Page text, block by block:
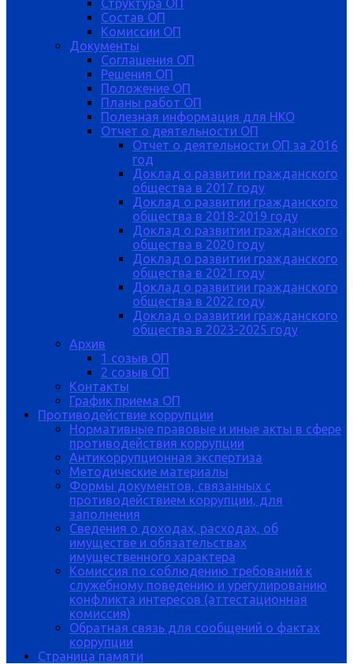
Структура ОП
Состав ОП
Комиссии ОП
Документы
Соглашения ОП
Решения ОП
Положение ОП
Планы работ ОП
Полезная информация для НКО
Отчет о деятельности ОП
Отчет о деятельности ОП за 2016
год
Доклад о развитии гражданского
общества в 2017 году
Доклад о развитии гражданского
общества в 2018-2019 году
Доклад о развитии гражданского
общества в 2020 году
Доклад о развитии гражданского
общества в 2021 году
Доклад о развитии гражданского
общества в 2022 году
Доклад о развитии гражданского
общества в 2023-2025 году
Архив
1 созыв ОП
2 созыв ОП
Контакты
График приема ОП
Противодействие коррупции
Нормативные правовые и иные акты в сфере
противодействия коррупции
Антикоррупционная экспертиза
Методические материалы
Формы документов, связанных с
противодействием коррупции, для
заполнения
Сведения о доходах, расходах, об
имуществе и обязательствах
имущественного характера
Комиссия по соблюдению требований к
служебному поведению и урегулированию
конфликта интересов (аттестационная
комиссия)
Обратная связь для сообщений о фактах
коррупции
Страница памяти